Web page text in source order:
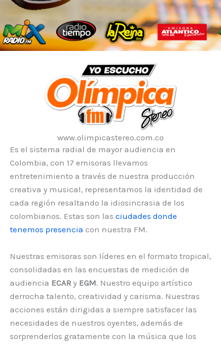
www.olimpicastereo.com.co
Es el sistema radial de mayor audiencia en
Colombia, con 17 emisoras llevamos
entretenimiento a través de nuestra producción
creativa y musical, representamos la identidad de
cada región resaltando la idiosincrasia de los
colombianos. Estas son las ciudades donde
tenemos presencia con nuestra FM.
Nuestras emisoras son líderes en el formato tropical,
consolidadas en las encuestas de medición de
audiencia ECAR y EGM. Nuestro equipo artístico
derrocha talento, creatividad y carisma. Nuestras
acciones están dirigidas a siempre satisfacer las
necesidades de nuestros oyentes, además de
sorprenderlos gratamente con la música que los